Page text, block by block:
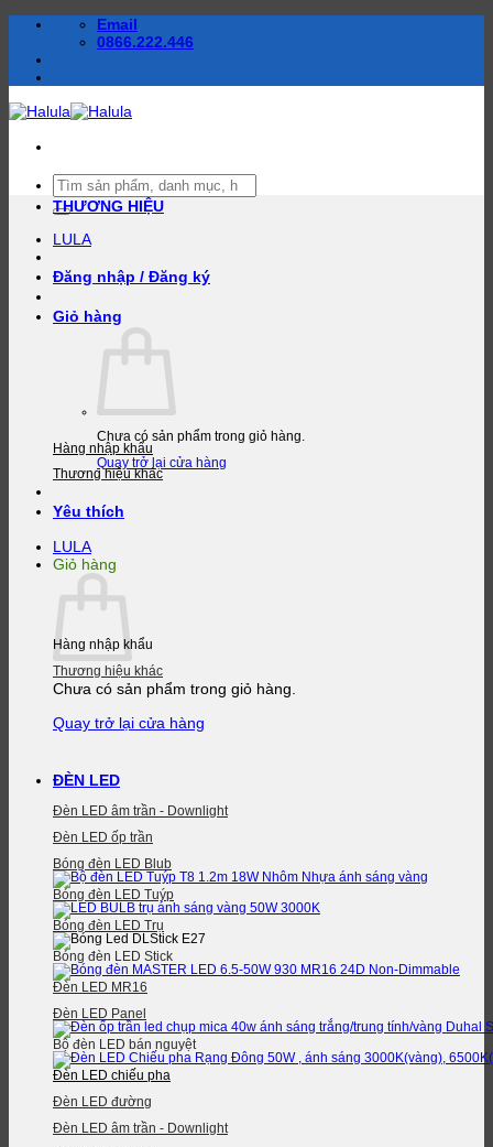
dung
Email
0866.222.446
Tìm
kiếm:
LULA
Đăng nhập / Đăng ký
Giỏ hàng
Chưa có sản phẩm trong giỏ hàng.
Quay trở lại cửa hàng
Yêu thích
LULA
Giỏ hàng
Chưa có sản phẩm trong giỏ hàng.
Quay trở lại cửa hàng
THƯƠNG HIỆU
Hàng nhập khẩu
Thương hiệu khác
Hàng nhập khẩu
Thương hiệu khác
ĐÈN LED
Đèn LED âm trần - Downlight
Đèn LED ốp trần
Bóng đèn LED Blub
Bóng đèn LED Tuýp
Bóng đèn LED Trụ
Bóng đèn LED Stick
Đèn LED MR16
Đèn LED Panel
Bộ đèn LED bán nguyệt
Đèn LED chiếu pha
Đèn LED đường
Đèn LED âm trần - Downlight